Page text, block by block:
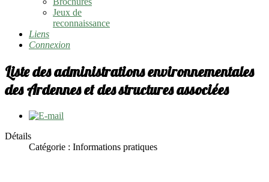
Jeux de
reconnaissance
Liens
Connexion
Liste des administrations environnementales
des Ardennes et des structures associées
Détails
Catégorie : Informations pratiques